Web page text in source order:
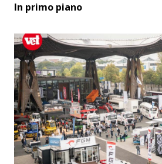
In primo piano